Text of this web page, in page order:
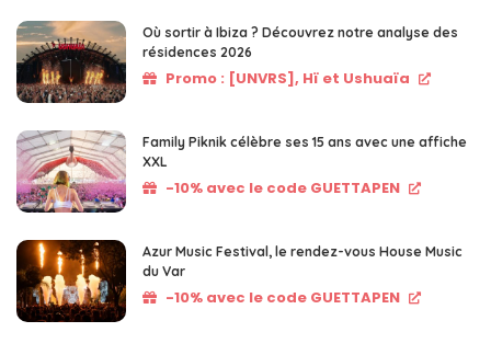
Où sortir à Ibiza ? Découvrez notre analyse des
résidences 2026
Promo : [UNVRS], Hï et Ushuaïa
Family Piknik célèbre ses 15 ans avec une affiche
XXL
-10% avec le code GUETTAPEN
Azur Music Festival, le rendez-vous House Music
du Var
-10% avec le code GUETTAPEN